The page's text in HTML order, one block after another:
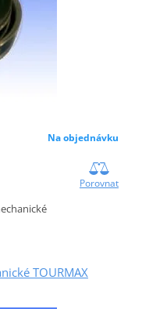
Na objednávku
Porovnat
TOURMAX